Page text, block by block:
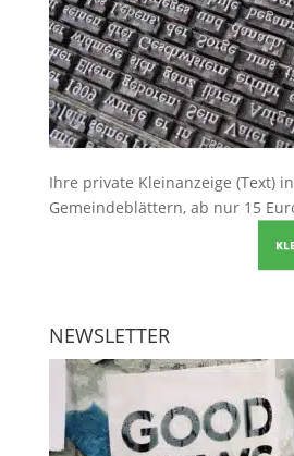
Ihre private Kleinanzeige (Text)
Gemeindeblättern, ab nur 15
NEWSLETTER